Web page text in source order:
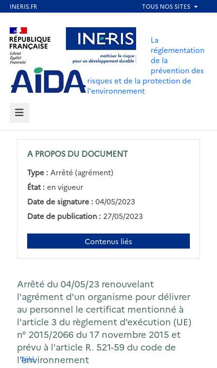
contenu
principal
Aller au contenu Aller au menu
Aller au pied de page
La
réglementation
de la
prévention des
risques et de la protection de
l'environnement
MENU
A PROPOS DU DOCUMENT
Type : Arrêté (agrément)
État : en vigueur
Date de signature : 04/05/2023
Date de publication : 27/05/2023
Contenus liés
Arrêté du 04/05/23 renouvelant
l'agrément d'un organisme pour délivrer
au personnel le certificat mentionné à
l'article 3 du règlement d'exécution (UE)
n° 2015/2066 du 17 novembre 2015 et
prévu à l'article R. 521-59 du code de
l'environnement
Télécharger